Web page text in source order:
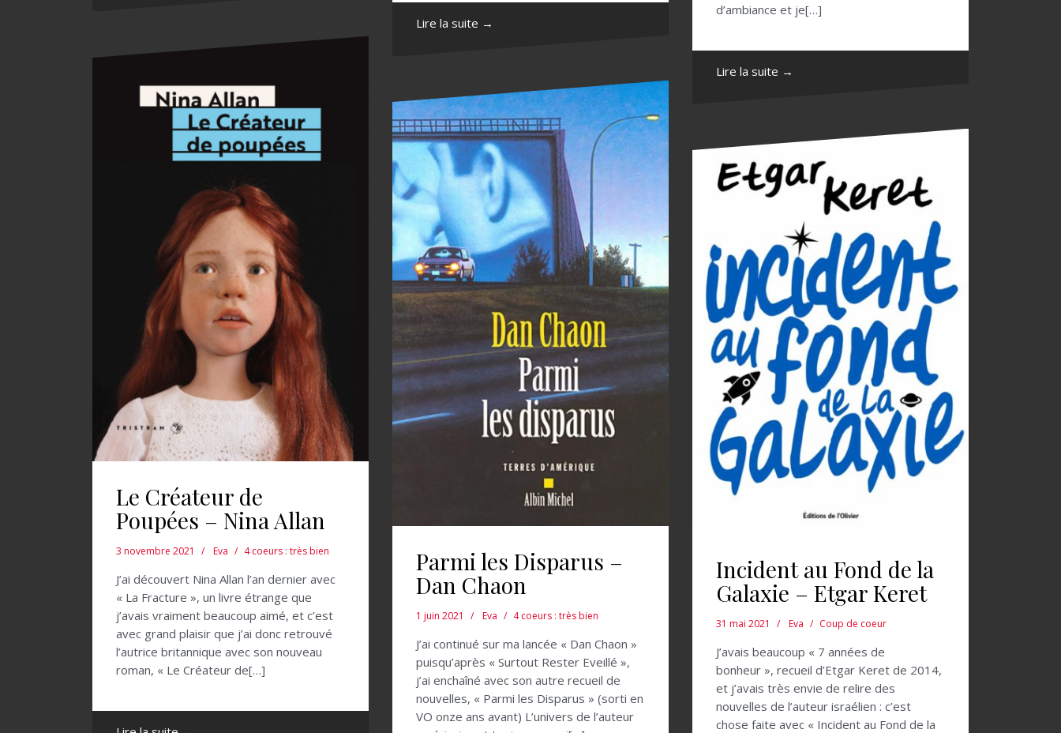
Lire la suite →
d’ambiance et je[…]
Lire la suite →
Le Créateur de
Poupées – Nina Allan
3 novembre 2021 Eva 4 coeurs : très bien
J’ai découvert Nina Allan l’an dernier avec
« La Fracture », un livre étrange que
j’avais vraiment beaucoup aimé, et c’est
avec grand plaisir que j’ai donc retrouvé
l’autrice britannique avec son nouveau
roman, « Le Créateur de[…]
Parmi les Disparus –
Dan Chaon
1 juin 2021 Eva 4 coeurs : très bien
J’ai continué sur ma lancée « Dan Chaon »
puisqu’après « Surtout Rester Eveillé »,
j’ai enchaîné avec son autre recueil de
nouvelles, « Parmi les Disparus » (sorti en
VO onze ans avant) L’univers de l’auteur
Incident au Fond de la
Galaxie – Etgar Keret
31 mai 2021 Eva Coup de coeur
J’avais beaucoup « 7 années de
bonheur », recueil d’Etgar Keret de 2014,
et j’avais très envie de relire des
nouvelles de l’auteur israélien : c’est
chose faite avec « Incident au Fond de la